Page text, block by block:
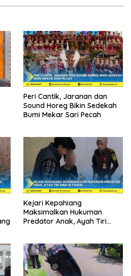
Peri Cantik, Jaranan dan
Sound Horeg Bikin Sedekah
Bumi Mekar Sari Pecah
Kejari Kepahiang
Maksimalkan Hukuman
Predator Anak, Ayah Tiri